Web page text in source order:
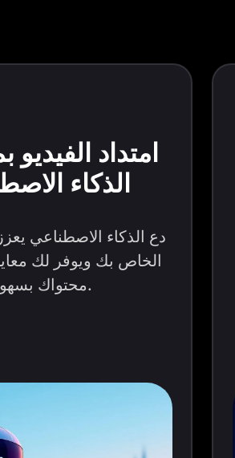
امتداد
الذكاء
دع الذكاء الاصطناعي
الخاص بك ويوفر لك
محتواك بسهولة.